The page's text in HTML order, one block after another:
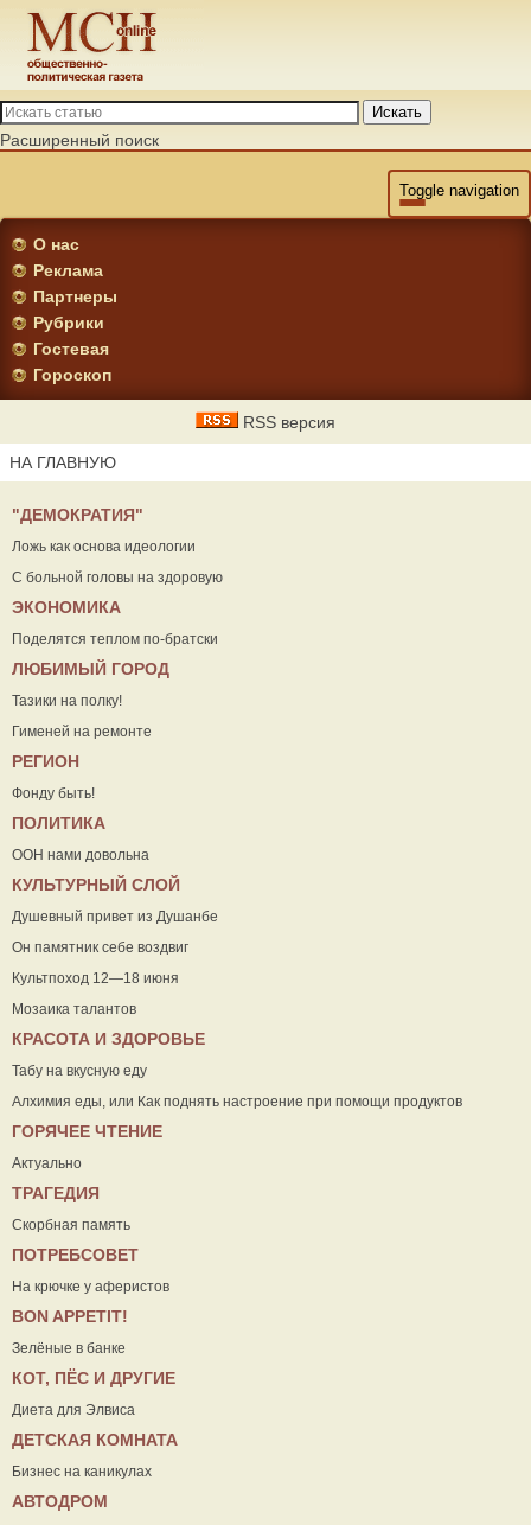
Искать
Расширенный поиск
Toggle navigation
О нас
Реклама
Партнеры
Рубрики
Гостевая
Гороскоп
RSS версия
НА ГЛАВНУЮ
"ДЕМОКРАТИЯ"
Ложь как основа идеологии
С больной головы на здоровую
ЭКОНОМИКА
Поделятся теплом по-братски
ЛЮБИМЫЙ ГОРОД
Тазики на полку!
Гименей на ремонте
РЕГИОН
Фонду быть!
ПОЛИТИКА
ООН нами довольна
КУЛЬТУРНЫЙ СЛОЙ
Душевный привет из Душанбе
Он памятник себе воздвиг
Культпоход 12—18 июня
Мозаика талантов
КРАСОТА И ЗДОРОВЬЕ
Табу на вкусную еду
Алхимия еды, или Как поднять настроение при помощи продуктов
ГОРЯЧЕЕ ЧТЕНИЕ
Актуально
ТРАГЕДИЯ
Скорбная память
ПОТРЕБСОВЕТ
На крючке у аферистов
ВON APPETIT!
Зелёные в банке
КОТ, ПЁС И ДРУГИЕ
Диета для Элвиса
ДЕТСКАЯ КОМНАТА
Бизнес на каникулах
АВТОДРОМ